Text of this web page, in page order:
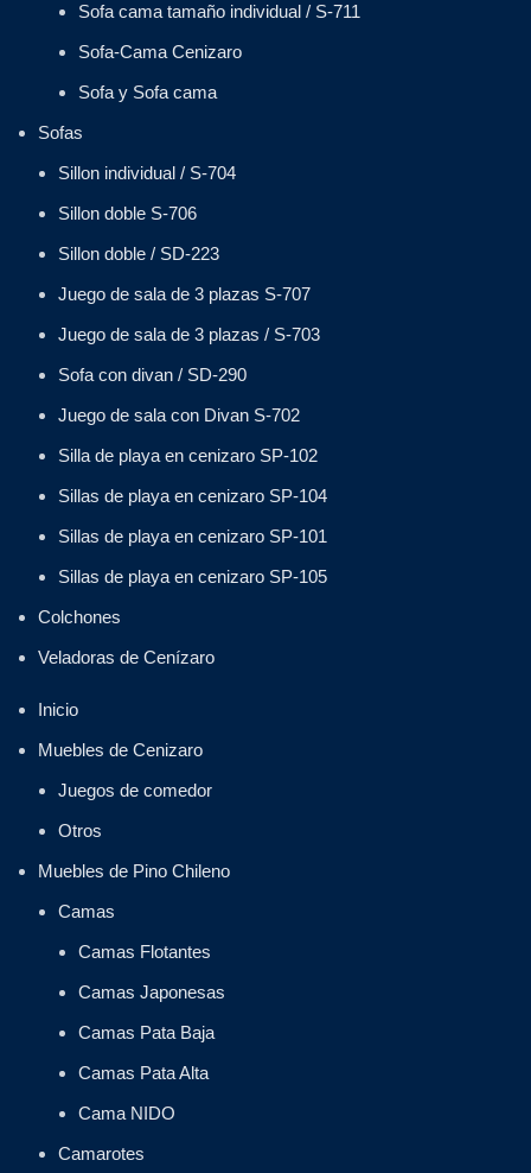
Sofa cama tamaño individual / S-711
Sofa-Cama Cenizaro
Sofa y Sofa cama
Sofas
Sillon individual / S-704
Sillon doble S-706
Sillon doble / SD-223
Juego de sala de 3 plazas S-707
Juego de sala de 3 plazas / S-703
Sofa con divan / SD-290
Juego de sala con Divan S-702
Silla de playa en cenizaro SP-102
Sillas de playa en cenizaro SP-104
Sillas de playa en cenizaro SP-101
Sillas de playa en cenizaro SP-105
Colchones
Veladoras de Cenízaro
Inicio
Muebles de Cenizaro
Juegos de comedor
Otros
Muebles de Pino Chileno
Camas
Camas Flotantes
Camas Japonesas
Camas Pata Baja
Camas Pata Alta
Cama NIDO
Camarotes